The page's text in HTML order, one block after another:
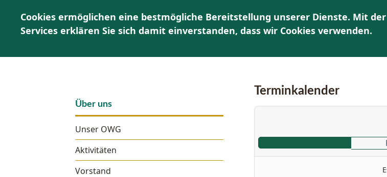
HOME ÜBER UNS
Über uns
Unser OWG
Aktivitäten
Vorstand
Terminkalender
Cookies ermöglichen eine bestmögliche Bereitstellung unserer Dienste. Mit
Services erklären Sie sich damit einverstanden, dass wir Cookies verwenden.